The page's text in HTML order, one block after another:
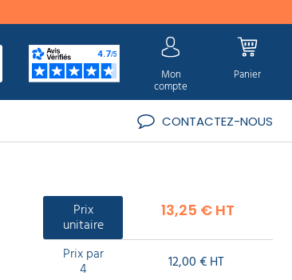
Mon
compte
Panier
CONTACTEZ-NOUS
Prix
unitaire
13,25 € HT
Prix par
4 12,00 € HT